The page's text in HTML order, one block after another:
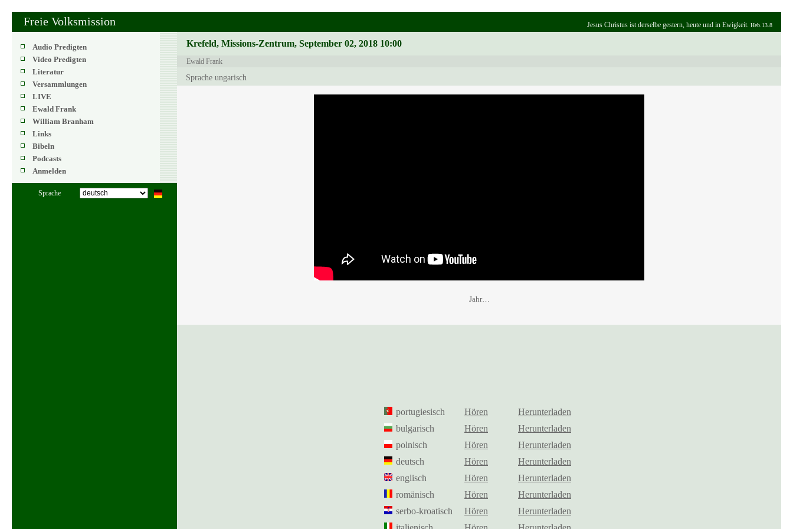
Freie Volksmission Jesus Christus ist derselbe gestern, heute und in Ewigkeit. Heb.13.8
Audio Predigten
Video Predigten
Literatur
Versammlungen
LIVE
Ewald Frank
William Branham
Links
Bibeln
Podcasts
Anmelden
Sprache
Krefeld, Missions-Zentrum, September 02, 2018 10:00
Ewald Frank
Sprache ungarisch
Jahr…
portugiesisch Hören
Herunterladen
bulgarisch
Hören
Herunterladen
polnisch
Hören
Herunterladen
deutsch
Hören
Herunterladen
englisch
Hören
Herunterladen
romänisch
Hören
Herunterladen
serbo-kroatisch
Hören
Herunterladen